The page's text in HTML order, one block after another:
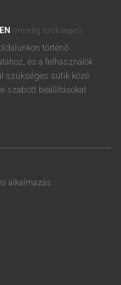
(mindig szükséges)
történő
és a felhasználók
szükséges sütik közé
szabott beállításokat
alkalmazás